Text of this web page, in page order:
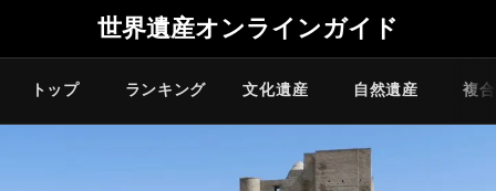
世界遺産オンラインガイド
トップ ランキング 文化遺産 自然遺産 複